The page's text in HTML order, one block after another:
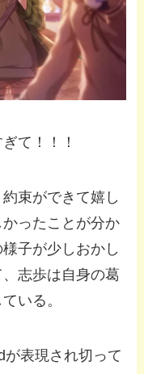
て！！！
束ができて嬉し
ったことが分か
子が少しおかし
志歩は自身の葛
いる。
表現され切って